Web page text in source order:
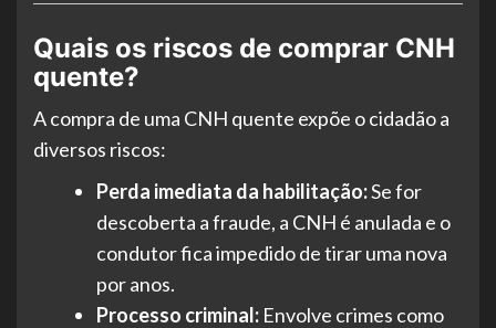
Quais os riscos de comprar CNH
quente?
A compra de uma CNH quente expõe o cidadão a
diversos riscos:
Perda imediata da habilitação:Se for
descoberta a fraude, a CNH é anulada e o
condutor fica impedido de tirar uma nova
por anos.
Processo criminal: Envolve crimes como